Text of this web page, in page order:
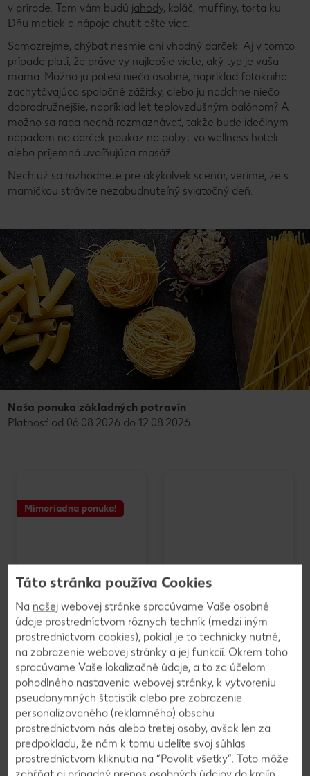
v prírode. Tam vám budú jahody, koláč, muffiny, torta ku
Dňu matiek a nápoje chutiť ešte viac.
Samozrejme, chýbať nesmie ani vhodný darček. Aj v tomto
prípade platí, že práve vy najlepšie viete, aký typ je vaša
mama. Možno ju poteší niečo osobné, napríklad fotokniha
zachytávajúca spoločné zážitky, alebo ju nadchne niečo
dobrodružnejšie, napríklad let teplovzdušným balónom? A
možno sa rada nechá rozmaznávať, takže bude ideálnym
nápadom na darček poukaz na pobyt vo wellness hoteli
alebo príjemná uvoľňujúca masáž.
Nech už sa rozhodnete pre akýkoľvek scenár, veríme, že s
mamičkou strávite nezabudnuteľný sviatočný deň.
Naša ponuka základných potravín
Platnosť od 06.08.2026 do 12.08.2026
Mimoriadna ponuka!
Mak mletý
500 g
(=1 kg 4,98)
-28%
2,49
K-Favourites
Zálievka
Kúp 2 za 1 Zálievka
Ochucovadlo
250 ml
(=1 l 3,90)
-34%
1,95
2,98
Táto stránka používa Cookies
Na našej webovej stránke spracúvame Vaše osobné
údaje prostredníctvom rôznych techník (medzi iným
prostredníctvom cookies), pokiaľ je to technicky nutné,
na zobrazenie webovej stránky a jej funkcií. Okrem toho
spracúvame Vaše lokalizačné údaje, a to za účelom
pohodlného nastavenia webovej stránky, k vytvoreniu
pseudonymných štatistík alebo pre zobrazenie
personalizovaného (reklamného) obsahu
prostredníctvom nás alebo tretej osoby, avšak len za
predpokladu, že nám k tomu udelíte svoj súhlas
prostredníctvom kliknutia na “Povoliť všetky”. Toto môže